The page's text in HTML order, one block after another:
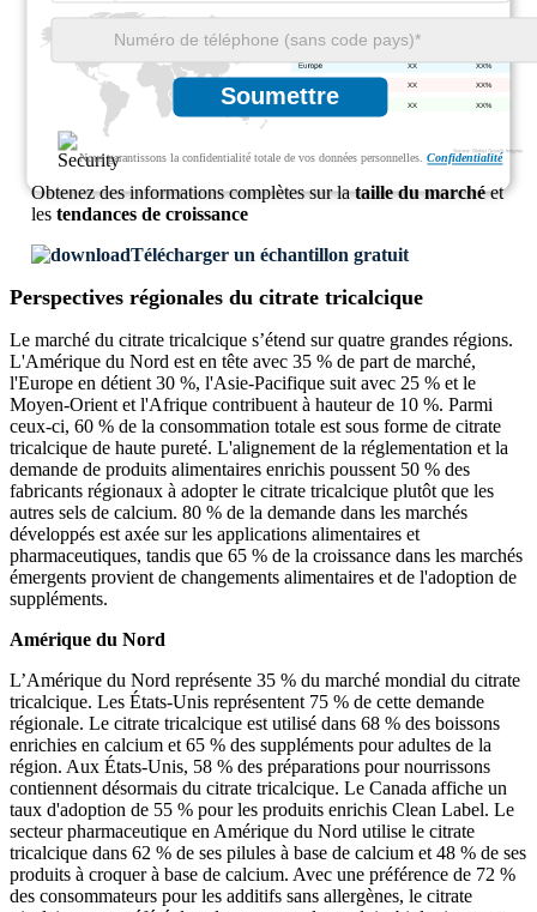
Soumettre
Nous garantissons la confidentialité totale de vos données personnelles.Confidentialité
XX%
XX
XX%
XX
XX%
XX
XX
Obtenez des informations complètes sur lataille du marchéet
les tendances de croissance
Télécharger un échantillon gratuit
Perspectives régionales du citrate tricalcique
Le marché du citrate tricalcique s’étend sur quatre grandes régions.
L'Amérique du Nord est en tête avec 35 % de part de marché,
l'Europe en détient 30 %, l'Asie-Pacifique suit avec 25 % et le
Moyen-Orient et l'Afrique contribuent à hauteur de 10 %. Parmi
ceux-ci, 60 % de la consommation totale est sous forme de citrate
tricalcique de haute pureté. L'alignement de la réglementation et la
demande de produits alimentaires enrichis poussent 50 % des
fabricants régionaux à adopter le citrate tricalcique plutôt que les
autres sels de calcium. 80 % de la demande dans les marchés
développés est axée sur les applications alimentaires et
pharmaceutiques, tandis que 65 % de la croissance dans les marchés
émergents provient de changements alimentaires et de l'adoption de
suppléments.
Amérique du Nord
L’Amérique du Nord représente 35 % du marché mondial du citrate
tricalcique. Les États-Unis représentent 75 % de cette demande
régionale. Le citrate tricalcique est utilisé dans 68 % des boissons
enrichies en calcium et 65 % des suppléments pour adultes de la
région. Aux États-Unis, 58 % des préparations pour nourrissons
contiennent désormais du citrate tricalcique. Le Canada affiche un
taux d'adoption de 55 % pour les produits enrichis Clean Label. Le
secteur pharmaceutique en Amérique du Nord utilise le citrate
tricalcique dans 62 % de ses pilules à base de calcium et 48 % de ses
produits à croquer à base de calcium. Avec une préférence de 72 %
des consommateurs pour les additifs sans allergènes, le citrate